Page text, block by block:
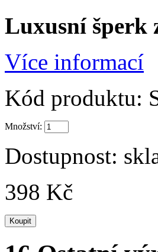
Luxusní šperk
Více informací
Kód produktu:
Množství:
Dostupnost:
398 Kč